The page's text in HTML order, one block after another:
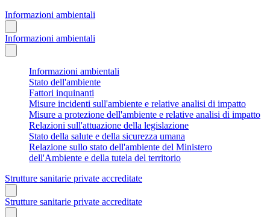
Informazioni ambientali
Informazioni ambientali
Informazioni ambientali
Stato dell'ambiente
Fattori inquinanti
Misure incidenti sull'ambiente e relative analisi di impatto
Misure a protezione dell'ambiente e relative analisi di impatto
Relazioni sull'attuazione della legislazione
Stato della salute e della sicurezza umana
Relazione sullo stato dell'ambiente del Ministero
dell'Ambiente e della tutela del territorio
Strutture sanitarie private accreditate
Strutture sanitarie private accreditate